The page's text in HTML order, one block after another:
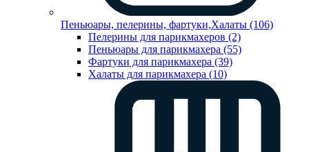
Пеньюары, пелерины, фартуки,Халаты (106)
Пелерины для парикмахеров (2)
Пеньюары для парикмахера (55)
Фартуки для парикмахера (39)
Халаты для парикмахера (10)